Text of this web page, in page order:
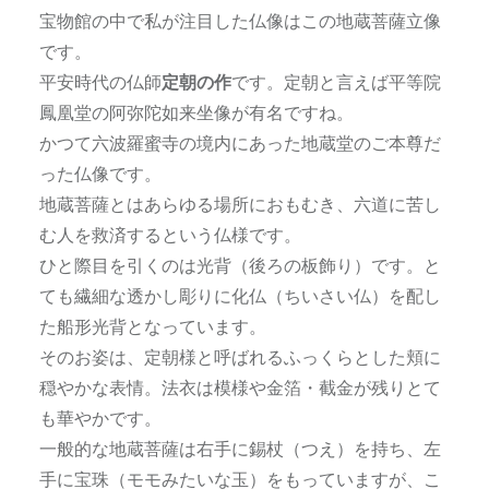
宝物館の中で私が注目した仏像はこの地蔵菩薩立像
です。
平安時代の仏師定朝の作です。定朝と言えば平等院
鳳凰堂の阿弥陀如来坐像が有名ですね。
かつて六波羅蜜寺の境内にあった地蔵堂のご本尊だ
った仏像です。
地蔵菩薩とはあらゆる場所におもむき、六道に苦し
む人を救済するという仏様です。
ひと際目を引くのは光背（後ろの板飾り）です。と
ても繊細な透かし彫りに化仏（ちいさい仏）を配し
た船形光背となっています。
そのお姿は、定朝様と呼ばれるふっくらとした頬に
穏やかな表情。法衣は模様や金箔・截金が残りとて
も華やかです。
一般的な地蔵菩薩は右手に錫杖（つえ）を持ち、左
手に宝珠（モモみたいな玉）をもっていますが、こ